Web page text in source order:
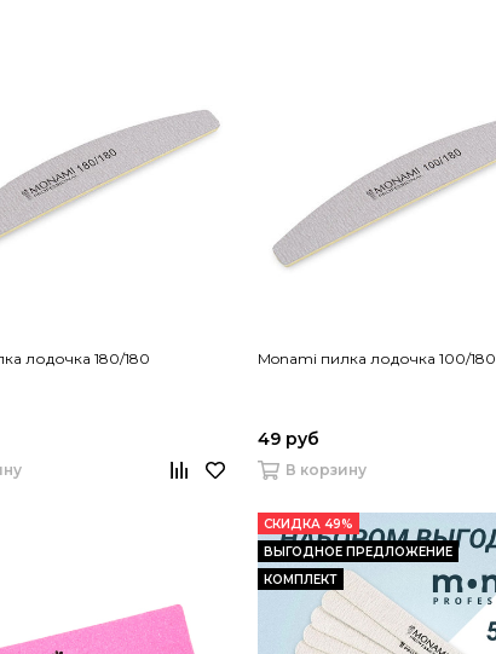
лодочка 180/180 Monami пилка лодочка 100/180
49 руб
В корзину
СКИДКА 49%
ВЫГОДНОЕ ПРЕДЛОЖЕНИЕ
КОМПЛЕКТ